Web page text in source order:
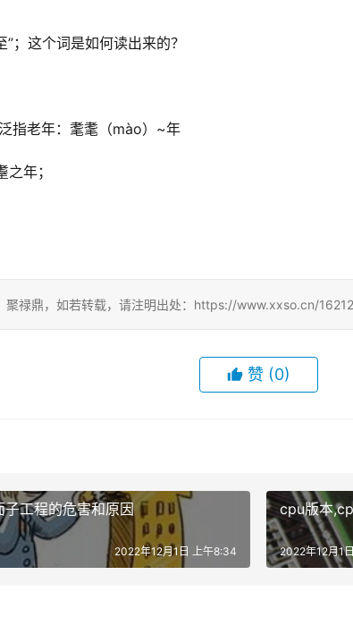
； 这个词是如何读出来的？
泛指老年：耄耄（mào）~年
年；
聚禄鼎，如若转载，请注明出处：https://www.xxso.cn/
赞 (0)
子工程的危害和原因
2022年12月1日 上午8:34
cpu版本
2022年12月1